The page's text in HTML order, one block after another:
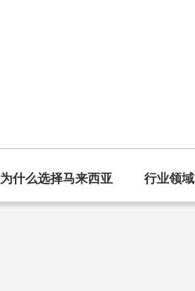
为什么选择马来西亚 行业领域